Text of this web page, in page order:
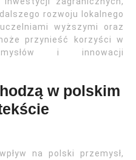
rozwoju lokalnego
wyższymi oraz
przynieść korzyści w
i innowacji
w polskim
na polski przemysł,